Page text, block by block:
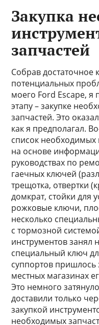
Закупка
запчастей
Собрав достаточное
потенциальных
моего Ford Escape, я
этапу – закупке
запчастей. Это
как я предполагал.
список необходимых
на основе
руководствах по
гаечных ключей
трещотка, отвертки
домкрат, стойки для
рожковые ключи,
несколько
с тормозной
инструментов
специальный ключ
суппортов пришлось
местных магазинах
Это немного
доставили только
закупкой
необходимых